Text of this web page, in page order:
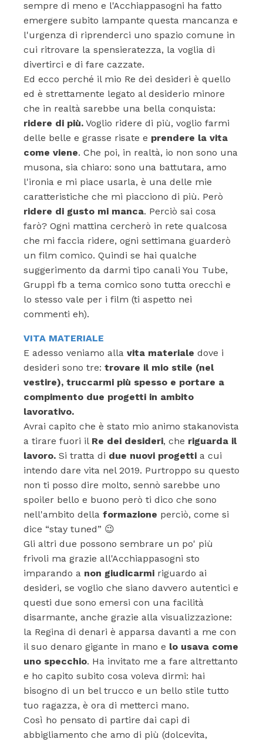
sempre di meno e l'Acchiappasogni ha fatto
emergere subito lampante questa mancanza e
l'urgenza di riprenderci uno spazio comune in
cui ritrovare la spensieratezza, la voglia di
divertirci e di fare cazzate.
Ed ecco perché il mio Re dei desideri è quello
ed è strettamente legato al desiderio minore
che in realtà sarebbe una bella conquista:
ridere di più. Voglio ridere di più, voglio farmi
delle belle e grasse risate e prendere la vita
come viene. Che poi, in realtà, io non sono una
musona, sia chiaro: sono una battutara, amo
l'ironia e mi piace usarla, è una delle mie
caratteristiche che mi piacciono di più. Però
ridere di gusto mi manca. Perciò sai cosa
farò? Ogni mattina cercherò in rete qualcosa
che mi faccia ridere, ogni settimana guarderò
un film comico. Quindi se hai qualche
suggerimento da darmi tipo canali You Tube,
Gruppi fb a tema comico sono tutta orecchi e
lo stesso vale per i film (ti aspetto nei
commenti eh).
VITA MATERIALE
E adesso veniamo alla vita materiale dove i
desideri sono tre: trovare il mio stile (nel
vestire), truccarmi più spesso e portare a
compimento due progetti in ambito
lavorativo.
Avrai capito che è stato mio animo stakanovista
a tirare fuori il Re dei desideri, che riguarda il
lavoro. Si tratta di due nuovi progetti a cui
intendo dare vita nel 2019. Purtroppo su questo
non ti posso dire molto, sennò sarebbe uno
spoiler bello e buono però ti dico che sono
nell'ambito della formazione perciò, come si
dice “stay tuned” 😉
Gli altri due possono sembrare un po' più
frivoli ma grazie all'Acchiappasogni sto
imparando a non giudicarmi riguardo ai
desideri, se voglio che siano davvero autentici e
questi due sono emersi con una facilità
disarmante, anche grazie alla visualizzazione:
la Regina di denari è apparsa davanti a me con
il suo denaro gigante in mano e lo usava come
uno specchio. Ha invitato me a fare altrettanto
e ho capito subito cosa voleva dirmi: hai
bisogno di un bel trucco e un bello stile tutto
tuo ragazza, è ora di metterci mano.
Così ho pensato di partire dai capi di
abbigliamento che amo di più (dolcevita,